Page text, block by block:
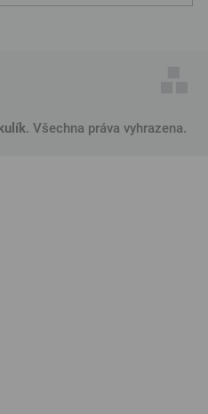
. Všechna práva vyhrazena.